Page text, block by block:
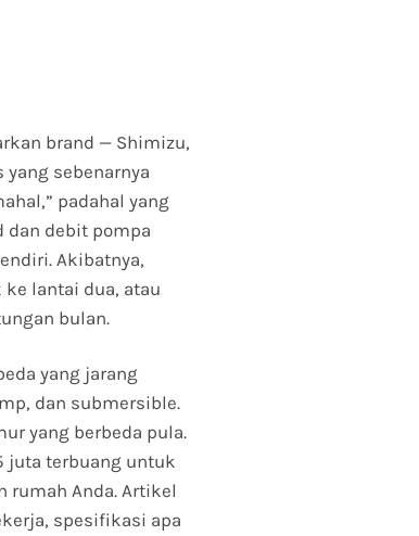
brand — Shimizu,
sebenarnya
padahal yang
dan debit pompa
Akibatnya,
lantai dua, atau
bulan.
yang jarang
dan submersible.
yang berbeda pula.
juta terbuang untuk
rumah Anda. Artikel
spesifikasi apa